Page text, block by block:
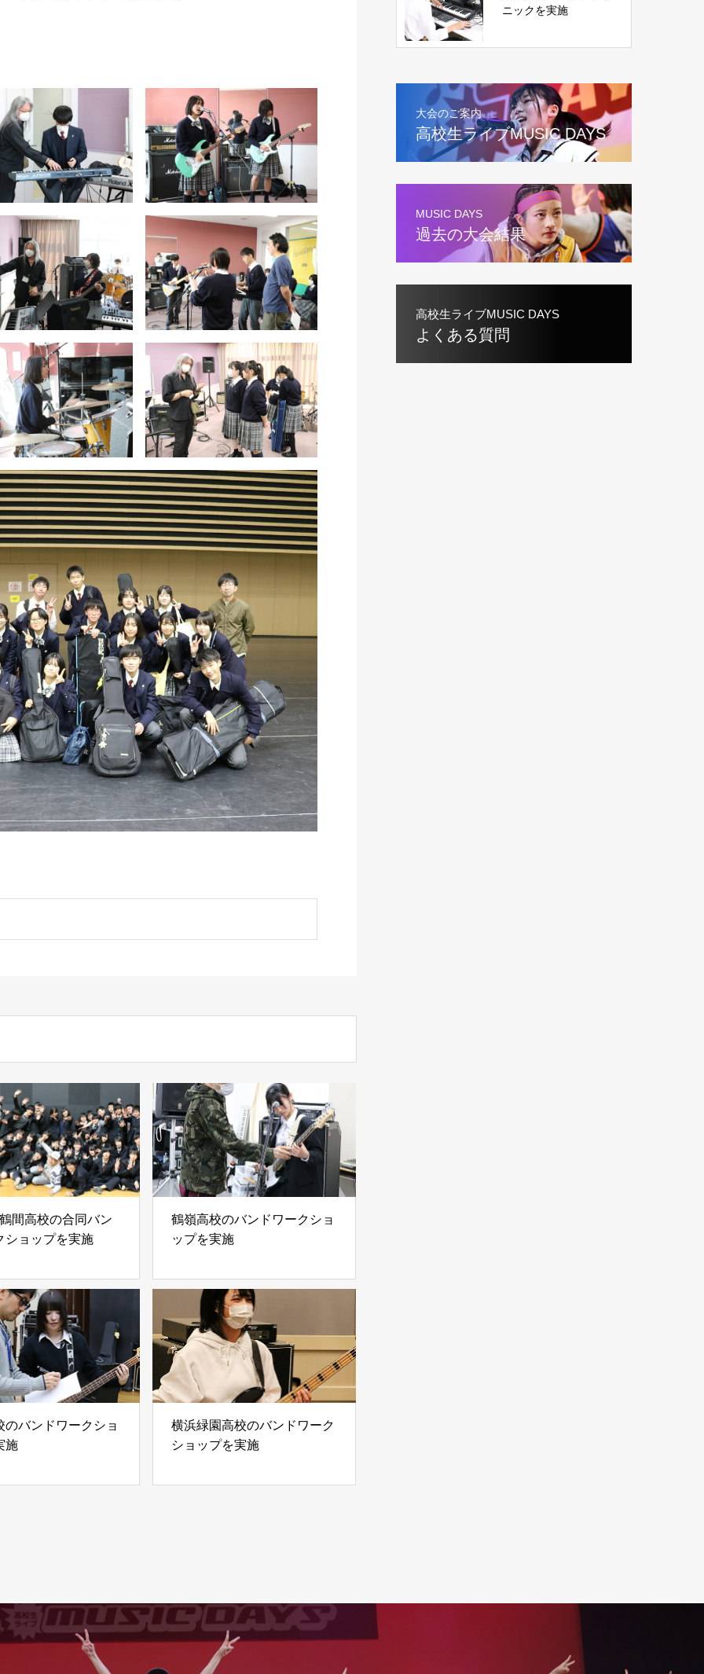
間高校の合同バン
ショップを実施
鶴嶺高校のバンドワークショ
ップを実施
のバンドワークショ
施
横浜緑園高校のバンドワーク
ショップを実施
ニックを実施
大会のご案内
高校生ライブMUSIC DAYS
MUSIC DAYS
過去の大会結果
高校生ライブMUSIC DAYS
よくある質問